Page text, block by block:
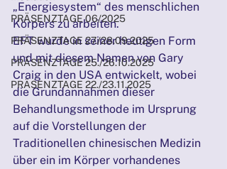
PRÄSENZTAGE 06/2025
PRÄSENZTAGE 27./28.09.2025
PRÄSENZTAGE 25./26.10.2025
PRÄSENZTAGE 22./23.11.2025
„Energiesystem“ des menschlichen
Körpers zu arbeiten.
EFT wurde in seiner heutigen Form
und mit diesem Namen von Gary
Craig in den USA entwickelt, wobei
die Grundannahmen dieser
Behandlungsmethode im Ursprung
auf die Vorstellungen der
Traditionellen chinesischen Medizin
über ein im Körper vorhandenes